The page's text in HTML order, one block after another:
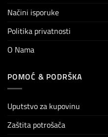
Načini isporuke
Politika privatnosti
O Nama
POMOĆ & PODRŠKA
Uputstvo za kupovinu
Zaštita potrošača